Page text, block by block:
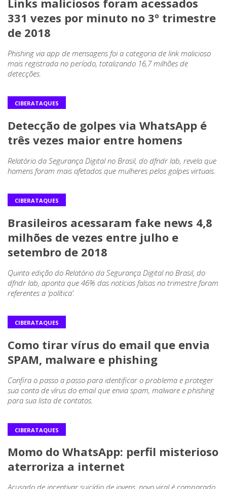
Links maliciosos foram acessados
331 vezes por minuto no 3º trimestre
de 2018
Phishing via app de mensagens foi a categoria de link malicioso
mais registrada no período, totalizando 16,7 milhões de
detecções.
CIBERATAQUES
Detecção de golpes via WhatsApp é
três vezes maior entre homens
Relatório da Segurança Digital no Brasil, do dfndr lab, revela que
homens foram mais afetados que mulheres pelos golpes virtuais.
CIBERATAQUES
Brasileiros acessaram fake news 4,8
milhões de vezes entre julho e
setembro de 2018
Quinta edição do Relatório da Segurança Digital no Brasil, do
dfndr lab, aponta que 46% das notícias falsas no trimestre foram
referentes a ‘política’.
CIBERATAQUES
Como tirar vírus do email que envia
SPAM, malware e phishing
Confira o passo a passo para identificar o problema e proteger
sua conta de vírus do email que envia spam, malware e phishing
para sua lista de contatos.
CIBERATAQUES
Momo do WhatsApp: perfil misterioso
aterroriza a internet